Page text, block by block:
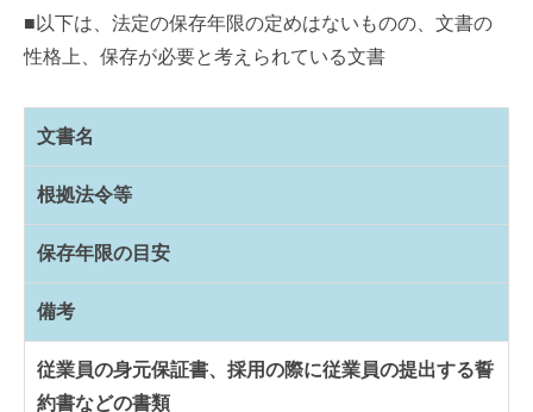
■以下は、法定の保存年限の定めはないものの、文書の
性格上、保存が必要と考えられている文書
文書名
根拠法令等
保存年限の目安
備考
従業員の身元保証書、採用の際に従業員の提出する誓
約書などの書類